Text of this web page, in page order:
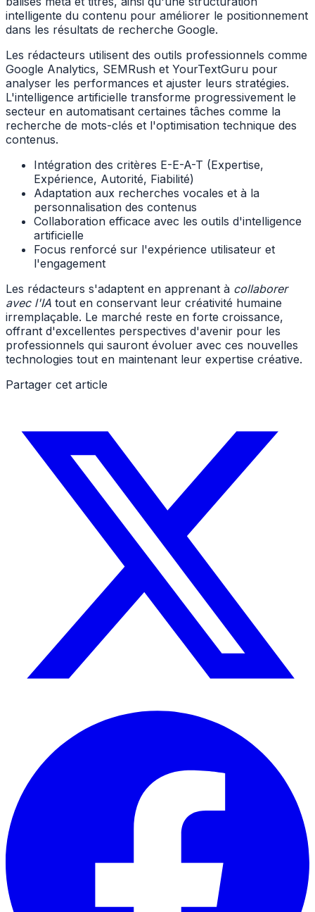
intelligente du contenu pour améliorer le positionnement
dans les résultats de recherche Google.
Les rédacteurs utilisent des outils professionnels comme
Google Analytics, SEMRush et YourTextGuru pour
analyser les performances et ajuster leurs stratégies.
L'intelligence artificielle transforme progressivement le
secteur en automatisant certaines tâches comme la
recherche de mots-clés et l'optimisation technique des
contenus.
Intégration des critères E-E-A-T (Expertise,
Expérience, Autorité, Fiabilité)
Adaptation aux recherches vocales et à la
personnalisation des contenus
Collaboration efficace avec les outils d'intelligence
artificielle
Focus renforcé sur l'expérience utilisateur et
l'engagement
Les rédacteurs s'adaptent en apprenant à collaborer
avec l'IA tout en conservant leur créativité humaine
irremplaçable. Le marché reste en forte croissance,
offrant d'excellentes perspectives d'avenir pour les
professionnels qui sauront évoluer avec ces nouvelles
technologies tout en maintenant leur expertise créative.
Partager cet article